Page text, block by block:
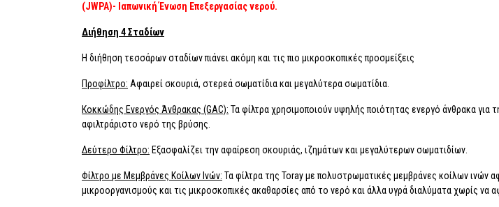
(JWPA)- Ιαπωνική Ένωση Επεξεργασίας νερού.
Διήθηση 4 Σταδίων
Η διήθηση τεσσάρων σταδίων πιάνει ακόμη και τις πιο μικροσκοπικές προσμείξεις
Προφίλτρο: Αφαιρεί σκουριά, στερεά σωματίδια και μεγαλύτερα σωματίδια.
Κοκκώδης Ενεργός Άνθρακας (GAC): Τα φίλτρα χρησιμοποιούν υψηλής ποιότητας ενεργό άνθρακα
αφιλτράριστο νερό της βρύσης.
Δεύτερο Φίλτρο: Εξασφαλίζει την αφαίρεση σκουριάς, ιζημάτων και μεγαλύτερων σωματιδίων.
Φίλτρο με Μεμβράνες Κοίλων Ινών: Τα φίλτρα της Toray με πολυστρωματικές μεμβράνες κοίλων ινών
μικροοργανισμούς και τις μικροσκοπικές ακαθαρσίες από το νερό και άλλα υγρά διαλύματα χωρίς